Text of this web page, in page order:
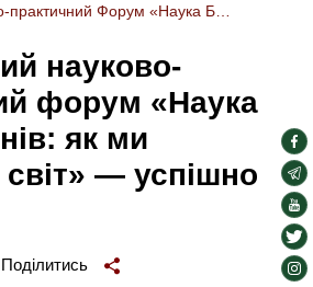
науково-
форум «Наука
як ми
— успішно
Поділитись